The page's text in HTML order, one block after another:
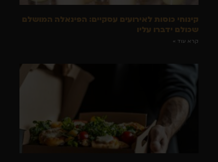
קינוחי כוסות לאירועים עסקיים: הפינאלה המושלם
שכולם ידברו עליו
קרא עוד »